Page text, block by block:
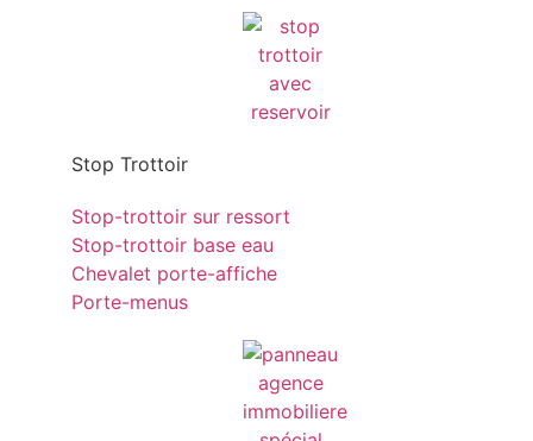
Stop Trottoir
Stop-trottoir sur ressort
Stop-trottoir base eau
Chevalet porte-affiche
Porte-menus